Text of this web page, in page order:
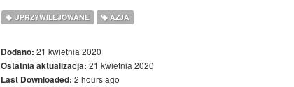
UPRZYWILEJOWANE AZJA
Dodano: 21 kwietnia 2020
Ostatnia aktualizacja: 21 kwietnia 2020
Last Downloaded: 2 hours ago